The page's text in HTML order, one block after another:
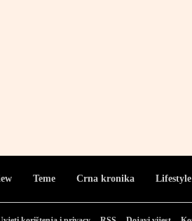
Teme Crna kronika Lifestyle